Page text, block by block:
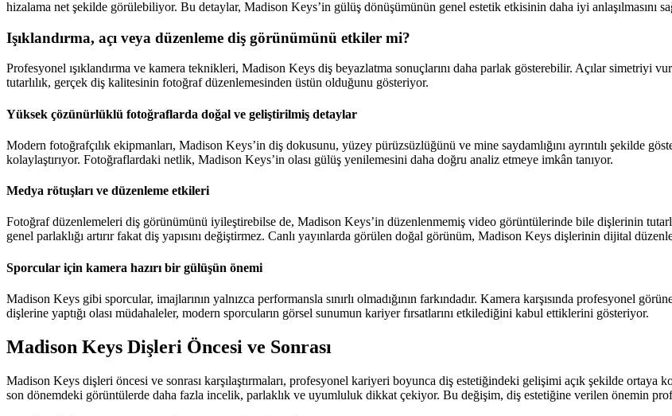
hizalama net şekilde görülebiliyor. Bu detaylar, Madison Keys’in gülüş dönüşümünün genel estetik etkisinin daha iyi anlaşılmasını
Işıklandırma, açı veya düzenleme diş görünümünü etkiler mi?
Profesyonel ışıklandırma ve kamera teknikleri, Madison Keys diş beyazlatma sonuçlarını daha parlak gösterebilir. Açılar simetriyi
tutarlılık, gerçek diş kalitesinin fotoğraf düzenlemesinden üstün olduğunu gösteriyor.
Yüksek çözünürlüklü fotoğraflarda doğal ve geliştirilmiş detaylar
Modern fotoğrafçılık ekipmanları, Madison Keys’in diş dokusunu, yüzey pürüzsüzlüğünü ve mine saydamlığını ayrıntılı şekilde
kolaylaştırıyor. Fotoğraflardaki netlik, Madison Keys’in olası gülüş yenilemesini daha doğru analiz etmeye imkân tanıyor.
Medya rötuşları ve düzenleme etkileri
Fotoğraf düzenlemeleri diş görünümünü iyileştirebilse de, Madison Keys’in düzenlenmemiş video görüntülerinde bile dişlerinin
genel parlaklığı artırır fakat diş yapısını değiştirmez. Canlı yayınlarda görülen doğal görünüm, Madison Keys dişlerinin dijital
Sporcular için kamera hazırı bir gülüşün önemi
Madison Keys gibi sporcular, imajlarının yalnızca performansla sınırlı olmadığının farkındadır. Kamera karşısında profesyonel
dişlerine yaptığı olası müdahaleler, modern sporcuların görsel sunumun kariyer fırsatlarını etkilediğini kabul ettiklerini gösteriyor.
Madison Keys Dişleri Öncesi ve Sonrası
Madison Keys dişleri öncesi ve sonrası karşılaştırmaları, profesyonel kariyeri boyunca diş estetiğindeki gelişimi açık şekilde
son dönemdeki görüntülerde daha fazla incelik, parlaklık ve uyumluluk dikkat çekiyor. Bu değişim, diş estetiğine verilen önemin